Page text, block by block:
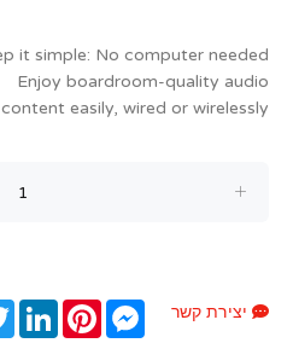
it simple: No computer needed
Enjoy boardroom-quality audio
easily, wired or wirelessly
יצירת קשר Pinterest
Messenger